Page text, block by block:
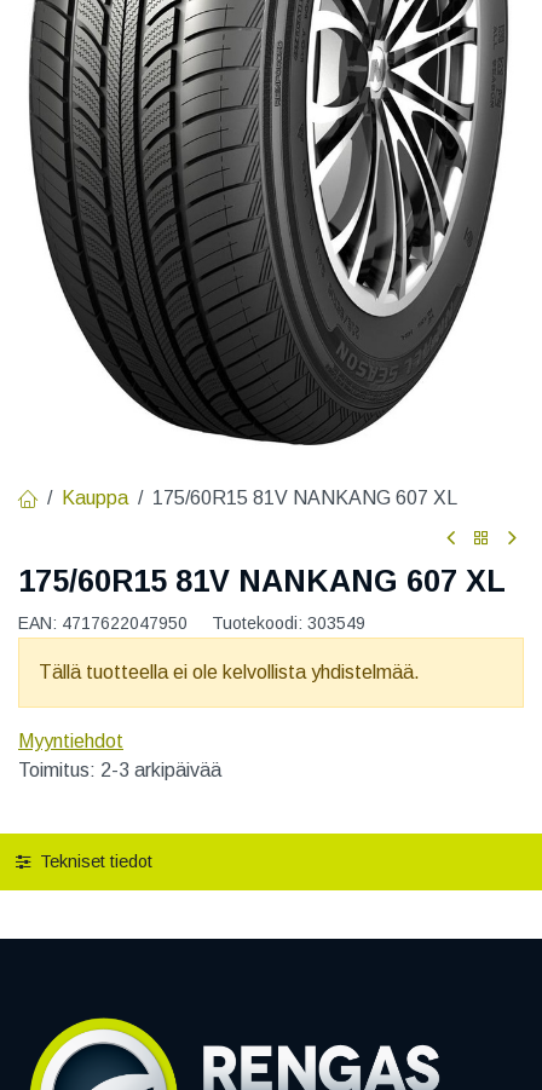
Kauppa 175/60R15 81V NANKANG 607 XL
175/60R15 81V NANKANG 607 XL
EAN: 4717622047950 Tuotekoodi: 303549
Tällä tuotteella ei ole kelvollista yhdistelmää.
Myyntiehdot
Toimitus: 2-3 arkipäivää
Tekniset tiedot